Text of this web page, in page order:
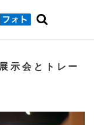
示会とトレー